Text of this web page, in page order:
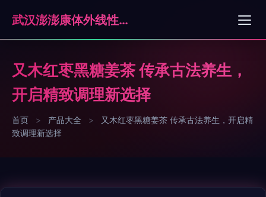
武汉澎澎康体外线性科技有限公司
又木红枣黑糖姜茶 传承古法养生，
开启精致调理新选择
首页 > 产品大全 >
又木红枣黑糖姜茶 传承古法养生，开启精
致调理新选择